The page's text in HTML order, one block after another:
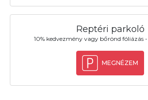
Reptéri parkoló
10% kedvezmény vagy bőrönd fóliázás
MEGNÉZEM